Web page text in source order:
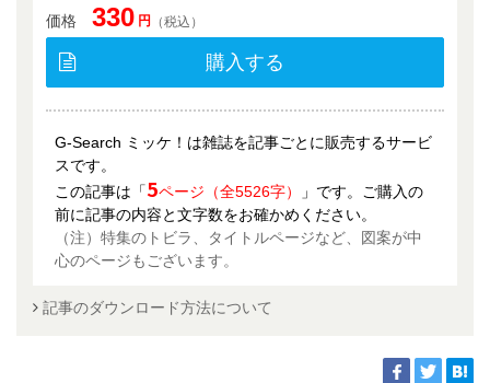
価格 330 円 （税込）
購入する
G-Search ミッケ！は雑誌を記事ごとに販売するサービ
スです。
この記事は「5ページ（全5526字）
」です。ご購入の
前に記事の内容と文字数をお確かめください。
（注）特集のトビラ、タイトルページなど、図案が中
心のページもございます。
記事のダウンロード方法について